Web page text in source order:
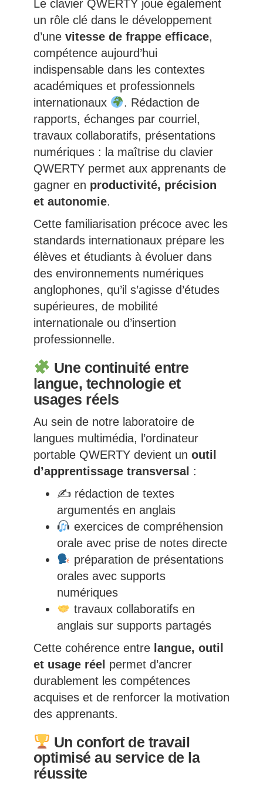
Le clavier QWERTY joue également
un rôle clé dans le développement
d’une vitesse de frappe efficace,
compétence aujourd’hui
indispensable dans les contextes
académiques et professionnels
internationaux
. Rédaction de
rapports, échanges par courriel,
travaux collaboratifs, présentations
numériques : la maîtrise du clavier
QWERTY permet aux apprenants de
gagner en productivité, précision
et autonomie.
Cette familiarisation précoce avec les
standards internationaux prépare les
élèves et étudiants à évoluer dans
des environnements numériques
anglophones, qu’il s’agisse d’études
supérieures, de mobilité
internationale ou d’insertion
professionnelle.
Une continuité entre
langue, technologie et
usages réels
Au sein de notre laboratoire de
langues multimédia, l’ordinateur
portable QWERTY devient un outil
d’apprentissage transversal :
✍️ rédaction de textes
argumentés en anglais
exercices de compréhension
orale avec prise de notes directe
préparation de présentations
orales avec supports
numériques
travaux collaboratifs en
anglais sur supports partagés
Cette cohérence entre langue, outil
et usage réel permet d’ancrer
durablement les compétences
acquises et de renforcer la motivation
des apprenants.
Un confort de travail
optimisé au service de la
réussite